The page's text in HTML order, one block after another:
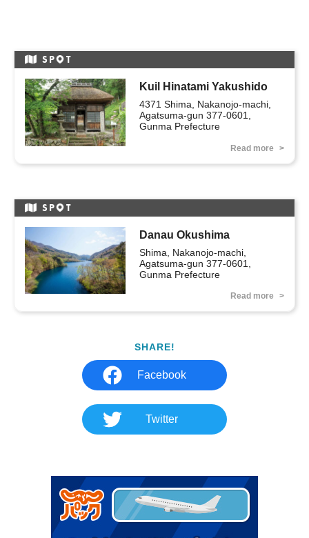
SP T
Kuil Hinatami Yakushido
4371 Shima, Nakanojo-machi,
Agatsuma-gun 377-0601,
Gunma Prefecture
Read more
SP T
Danau Okushima
Shima, Nakanojo-machi,
Agatsuma-gun 377-0601,
Gunma Prefecture
Read more
SHARE!
Facebook
Twitter